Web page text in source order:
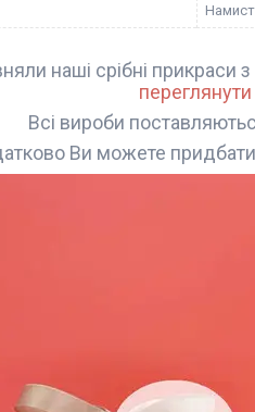
наші срібні прикраси
переглянути
Всі вироби
Ви можете придбати